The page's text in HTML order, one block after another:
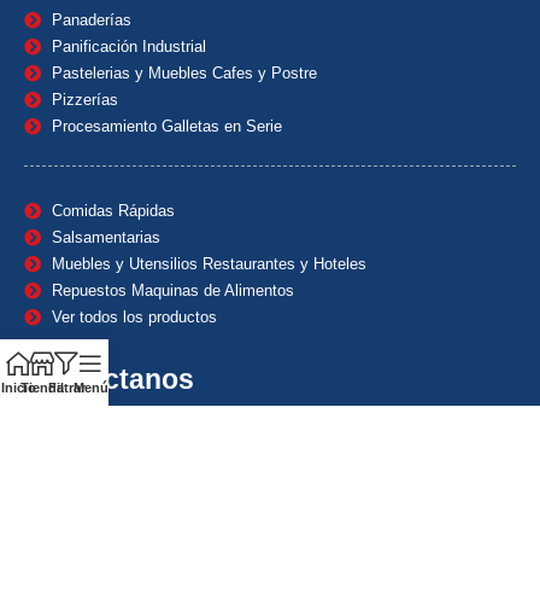
Panaderías
Panificación Industrial
Pastelerias y Muebles Cafes y Postre
Pizzerías
Procesamiento Galletas en Serie
Comidas Rápidas
Salsamentarias
Muebles y Utensilios Restaurantes y Hoteles
Repuestos Maquinas de Alimentos
Ver todos los productos
Contáctanos
InicioTiendaFiltrarMenú